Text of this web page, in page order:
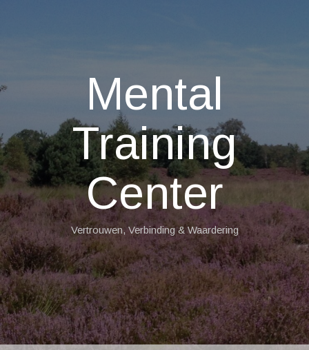
Mental
Training
Center
Vertrouwen, Verbinding & Waardering